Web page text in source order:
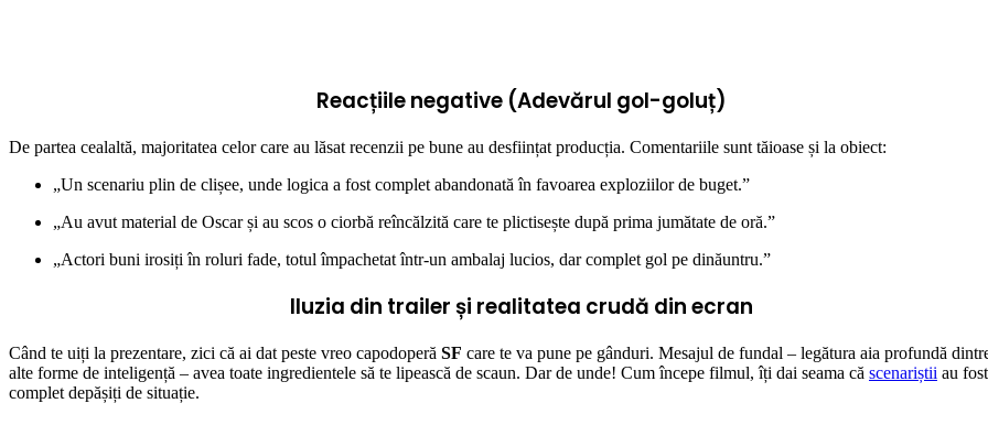
Reacțiile negative (Adevărul gol-goluț)
De partea cealaltă, majoritatea celor care au lăsat recenzii pe bune au desființat producția. Comentariile sunt tăioase și la obiect:
„Un scenariu plin de clișee, unde logica a fost complet abandonată în favoarea exploziilor de buget.”
„Au avut material de Oscar și au scos o ciorbă reîncălzită care te plictisește după prima jumătate de oră.”
„Actori buni irosiți în roluri fade, totul împachetat într-un ambalaj lucios, dar complet gol pe dinăuntru.”
Iluzia din trailer și realitatea crudă din ecran
Când te uiți la prezentare, zici că ai dat peste vreo capodoperă SF care te va pune pe gânduri. Mesajul de fundal – legătura aia profundă
alte forme de inteligență – avea toate ingredientele să te lipească de scaun. Dar de unde! Cum începe filmul, îți dai seama că scenariștii au fost
complet depășiți de situație.